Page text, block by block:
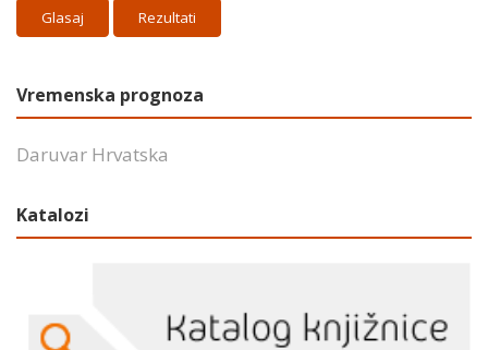
Rezultati
Vremenska prognoza
Daruvar Hrvatska
Katalozi